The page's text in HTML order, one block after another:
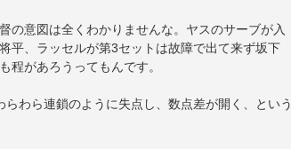
の意図は全くわかりませんな。ヤスのサーブが入
平、ラッセルが第3セットは故障で出て来ず坂下
があろうってもんです。
わら連鎖のように失点し、数点差が開く、という